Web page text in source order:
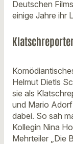
Deutschen
einige Jahre ihr
Helmut Dietls
sie als
und Mario
dabei. So sah
Kollegin Nina
Mehrteiler „Die